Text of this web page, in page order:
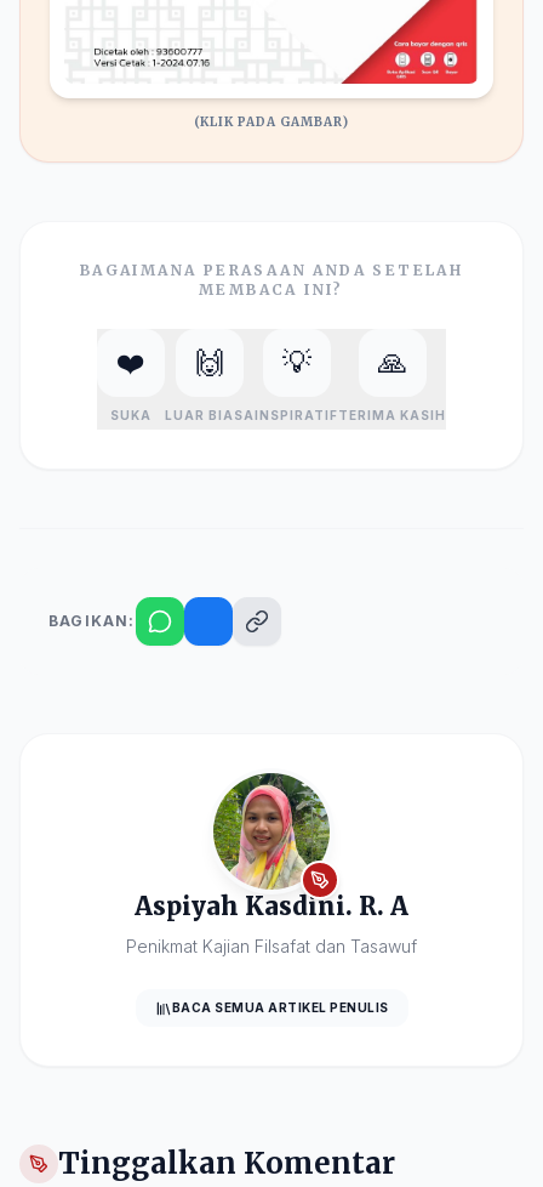
(KLIK PADA GAMBAR)
BAGAIMANA PERASAAN ANDA SETELAH
MEMBACA INI?
❤️
SUKA
🙌
LUAR BIASA
💡
INSPIRATIF
🙏
TERIMA KASIH
BAGIKAN:
Aspiyah Kasdini. R. A
Penikmat Kajian Filsafat dan Tasawuf
BACA SEMUA ARTIKEL PENULIS
Tinggalkan Komentar